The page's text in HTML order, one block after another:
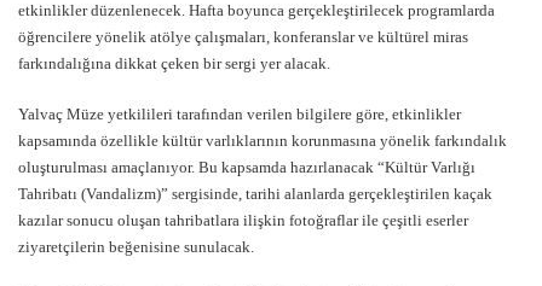
etkinlikler düzenlenecek. Hafta boyunca gerçekleştirilecek programlarda
öğrencilere yönelik atölye çalışmaları, konferanslar ve kültürel miras
farkındalığına dikkat çeken bir sergi yer alacak.
Yalvaç Müze yetkilileri tarafından verilen bilgilere göre, etkinlikler
kapsamında özellikle kültür varlıklarının korunmasına yönelik farkındalık
oluşturulması amaçlanıyor. Bu kapsamda hazırlanacak “Kültür Varlığı
Tahribatı (Vandalizm)” sergisinde, tarihi alanlarda gerçekleştirilen kaçak
kazılar sonucu oluşan tahribatlara ilişkin fotoğraflar ile çeşitli eserler
ziyaretçilerin beğenisine sunulacak.